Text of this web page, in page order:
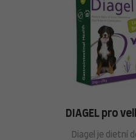
DIAGEL pro
Diagel je dietní